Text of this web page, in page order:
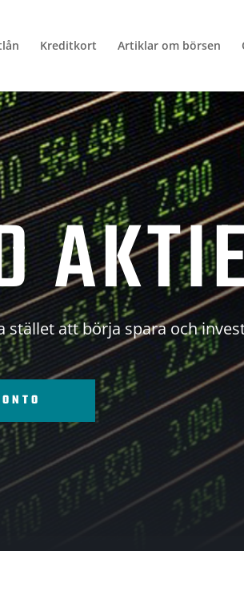
Kreditkort Artiklar om börsen
att börja spara och